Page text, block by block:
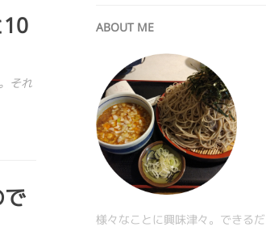
10
それ
で
ABOUT ME
様々なことに興味津々。できるだ